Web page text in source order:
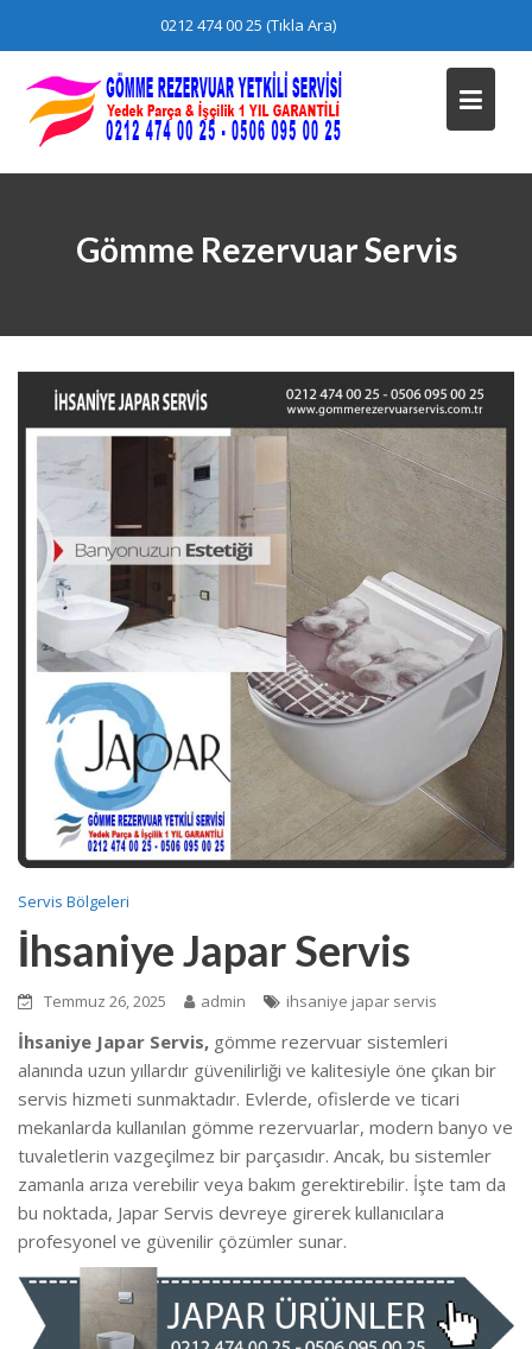
content
0212 474 00 25 (Tıkla Ara)
Gömme Rezervuar Servis
Servis Bölgeleri
İhsaniye Japar Servis
Temmuz 26, 2025 admin ihsaniye japar servis
İhsaniye Japar Servis, gömme rezervuar sistemleri
alanında uzun yıllardır güvenilirliği ve kalitesiyle öne çıkan bir
servis hizmeti sunmaktadır. Evlerde, ofislerde ve ticari
mekanlarda kullanılan gömme rezervuarlar, modern banyo ve
tuvaletlerin vazgeçilmez bir parçasıdır. Ancak, bu sistemler
zamanla arıza verebilir veya bakım gerektirebilir. İşte tam da
bu noktada, Japar Servis devreye girerek kullanıcılara
profesyonel ve güvenilir çözümler sunar.